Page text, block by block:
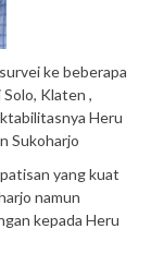
ke beberapa
Klaten ,
Heru
Sukoharjo
yang kuat
namun
kepada Heru